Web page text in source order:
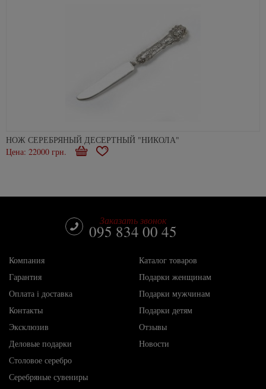
НОЖ СЕРЕБРЯНЫЙ ДЕСЕРТНЫЙ "НИКОЛА"
Цена: 22000 грн.
В
В
Заказать звонок
095 834 00 45
Компания
Гарантия
Оплата і доставка
Контакты
Каталог товаров
Подарки женщинам
Подарки мужчинам
Подарки детям
Эксклюзив
Деловые подарки
Столовое серебро
Серебряные сувениры
Отзывы
Новости